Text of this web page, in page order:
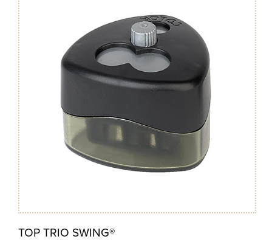
TOP TRIO SWING®